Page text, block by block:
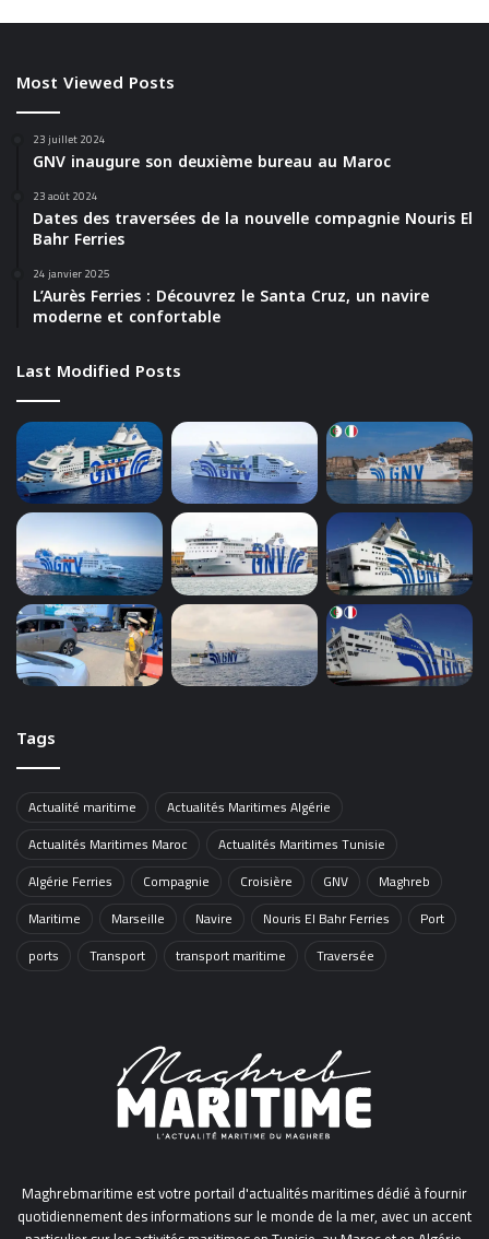
Most Viewed Posts
23 juillet 2024
GNV inaugure son deuxième bureau au Maroc
23 août 2024
Dates des traversées de la nouvelle compagnie Nouris El
Bahr Ferries
24 janvier 2025
L’Aurès Ferries : Découvrez le Santa Cruz, un navire
moderne et confortable
Last Modified Posts
Tags
Actualité maritime
Actualités Maritimes Algérie
Actualités Maritimes Maroc
Actualités Maritimes Tunisie
Algérie Ferries
Compagnie Croisière GNV
Maghreb
Maritime
Marseille Navire Nouris El Bahr Ferries
Port
ports
Transport transport maritime Traversée
Maghrebmaritime est votre portail d'actualités maritimes dédié à fournir
quotidiennement des informations sur le monde de la mer, avec un accent